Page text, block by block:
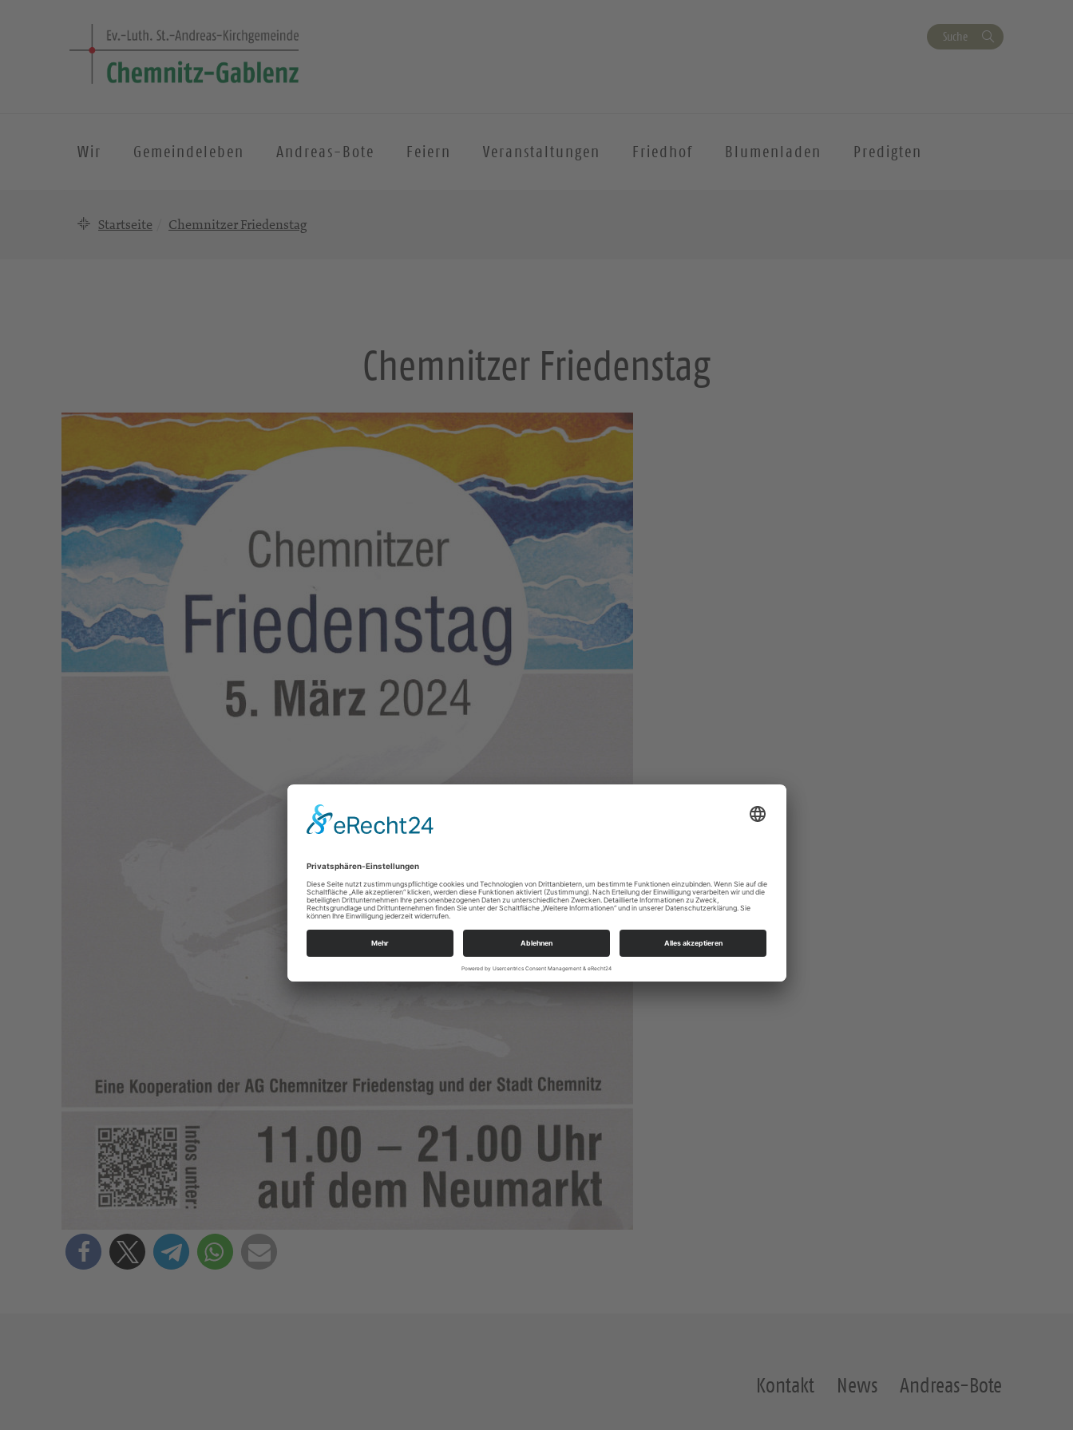
Suche
Wir Gemeindeleben Andreas-Bote Feiern Veranstaltungen Friedhof Blumenladen Predigten
Startseite Chemnitzer Friedenstag
Chemnitzer Friedenstag
Kontakt News Andreas-Bote